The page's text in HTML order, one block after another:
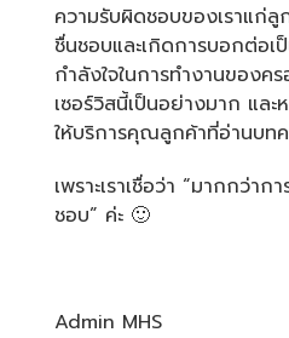
ความรับผิดชอบของเราแก่
ชื่นชอบและเกิดการบอกต่อเ
กำลังใจในการทำงานของค
เซอร์วิสนี้เป็นอย่างมาก และ
ให้บริการคุณลูกค้าที่อ่านบท
เพราะเราเชื่อว่า “มากกว่า
ชอบ” ค่ะ 🙂
Admin MHS